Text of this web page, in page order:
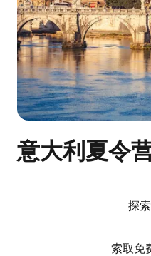
企业文化
职业发展
加入我们
意大利夏令
探
索取免